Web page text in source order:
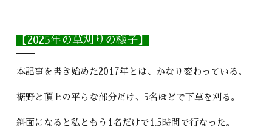
【2025年の草刈りの様子】
本記事を書き始めた2017年とは、かなり変わっている。
裾野と頂上の平らな部分だけ、5名ほどで下草を刈る。
斜面になると私ともう1名だけで1.5時間で行なった。